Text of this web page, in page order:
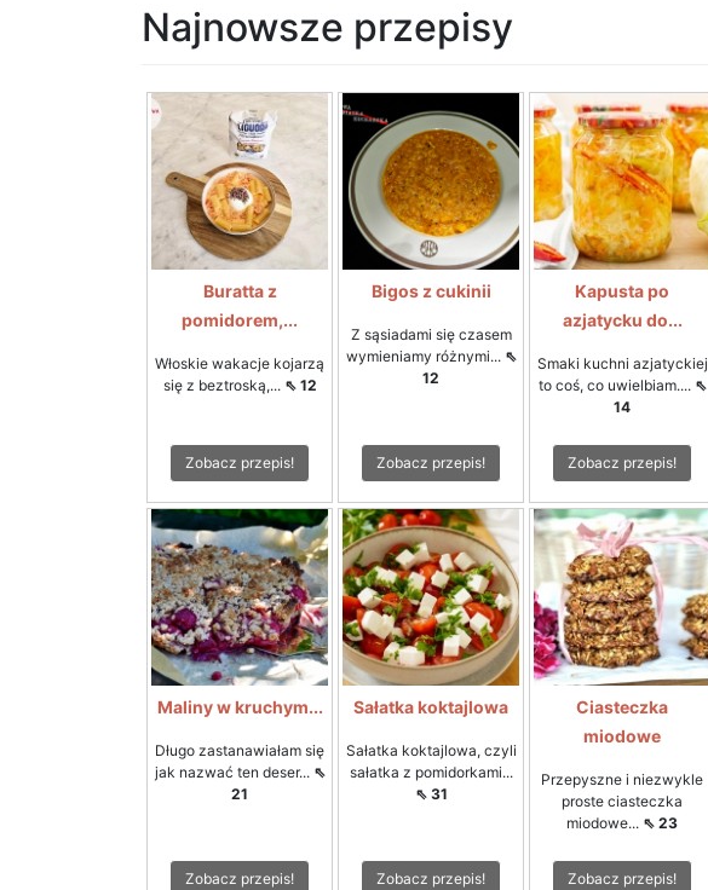
Najnowsze przepisy
Buratta z
pomidorem,...
Włoskie wakacje kojarzą
się z beztroską,... ⇖ 12
Zobacz przepis!
Bigos z cukinii
Z sąsiadami się czasem
wymieniamy różnymi... ⇖
12
Zobacz przepis!
Kapusta po
azjatycku do...
Smaki kuchni azjatyckiej
to coś, co uwielbiam.... ⇖
14
Zobacz przepis!
Maliny w kruchym...
Długo zastanawiałam się
jak nazwać ten deser... ⇖
21
Zobacz przepis!
Sałatka koktajlowa
Sałatka koktajlowa, czyli
sałatka z pomidorkami...
⇖ 31
Zobacz przepis!
Ciasteczka
miodowe
Przepyszne i niezwykle
proste ciasteczka
miodowe... ⇖ 23
Zobacz przepis!